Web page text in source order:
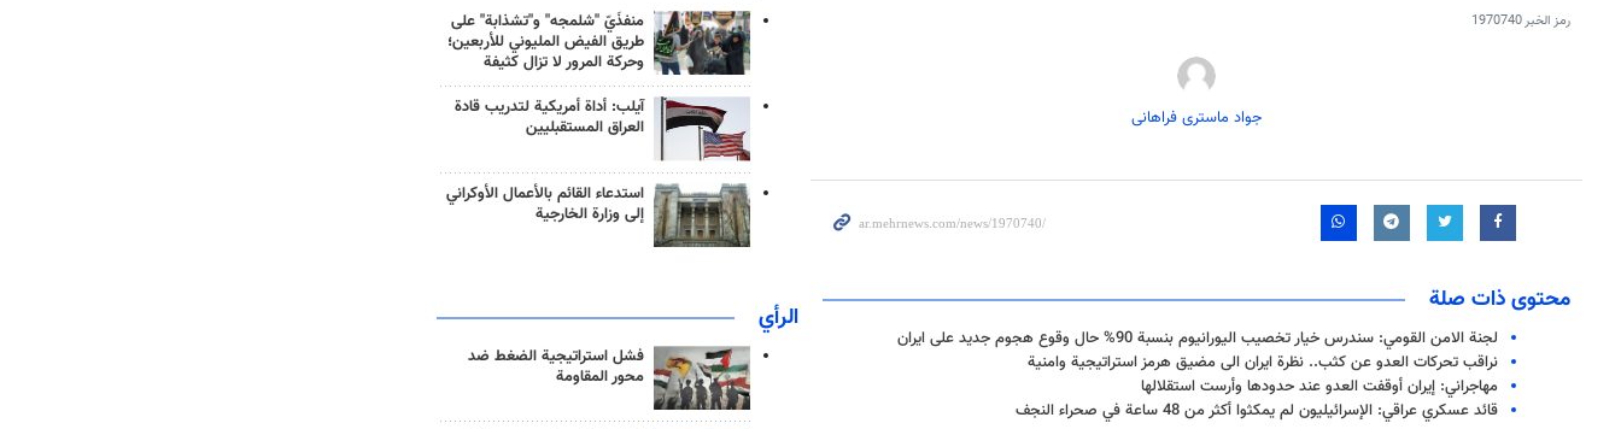
رمز الخبر1970740
جواد ماستری فراهانی
محتوى ذات صلة
لجنة الامن القومي: سندرس خيار تخصيب اليورانيوم بنسبة 90% حال وقوع هجوم جديد على ايران
نراقب تحركات العدو عن كثب.. نظرة ايران الى مضيق هرمز استراتيجية وامنية
مهاجراني: إيران أوقفت العدو عند حدودها وأرست استقلالها
قائد عسكري عراقي: الإسرائيليون لم يمكثوا أكثر من 48 ساعة في صحراء النجف
منفذَيّ "شلمجه" و"تشذابة" على
طريق الفيض المليوني للأربعين؛
وحركة المرور لا تزال كثيفة
آيلب: أداة أمريكية لتدريب قادة
العراق المستقبليين
استدعاء القائم بالأعمال الأوكراني
إلى وزارة الخارجية
الرأي
فشل استراتيجية الضغط ضد
محور المقاومة